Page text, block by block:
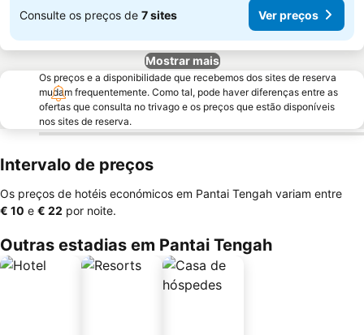
Consulte os preços de 7 sites Ver preços
Mostrar mais
Os preços e a disponibilidade que recebemos dos sites de reserva
mudam frequentemente. Como tal, pode haver diferenças entre as
ofertas que consulta no trivago e os preços que estão disponíveis
nos sites de reserva.
Intervalo de preços
Os preços de hotéis económicos em Pantai Tengah variam entre
‎€ 10 e ‎€ 22 por noite.
Outras estadias em Pantai Tengah